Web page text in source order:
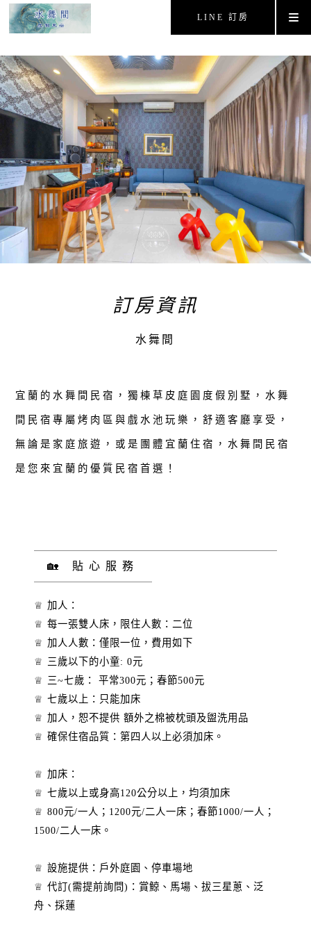
LINE 訂房
訂房資訊
水舞間
宜蘭的水舞間民宿，獨棟草皮庭園度假別墅，水舞
間民宿專屬烤肉區與戲水池玩樂，舒適客廳享受，
無論是家庭旅遊，或是團體宜蘭住宿，水舞間民宿
是您來宜蘭的優質民宿首選！
🏡 貼心服務
♕ 加人：
♕ 每一張雙人床，限住人數：二位
♕ 加人人數：僅限一位，費用如下
♕ 三歲以下的小童: 0元
♕ 三~七歲： 平常300元；春節500元
♕ 七歲以上：只能加床
♕ 加人，恕不提供 額外之棉被枕頭及盥洗用品
♕ 確保住宿品質：第四人以上必須加床。
♕ 加床：
♕ 七歲以上或身高120公分以上，均須加床
♕ 800元/一人；1200元/二人一床；春節1000/一人；
1500/二人一床。
♕ 設施提供：戶外庭園、停車場地
♕ 代訂(需提前詢問)：賞鯨、馬場、拔三星蔥、泛
舟、採蓮